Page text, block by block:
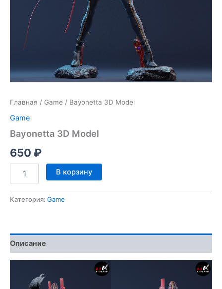
Главная / Game / Bayonetta 3D Model
Game
Bayonetta 3D Model
650 ₽
Количество
товара
3D
В корзину
Категория: Game
Описание